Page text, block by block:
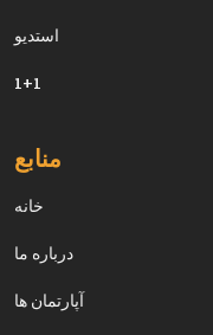
استديو
1+1
منابع
خانه
درباره ما
آپارتمان ها